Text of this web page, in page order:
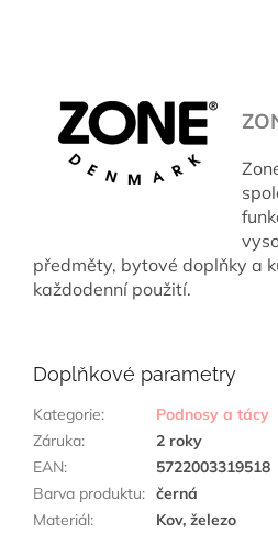
předměty, bytové doplňky a
každodenní použití.
Doplňkové parametry
Kategorie:
Podnosy a tácy
Záruka:
2 roky
EAN:
5722003319518
Barva produktu: černá
Materiál:
Kov, železo